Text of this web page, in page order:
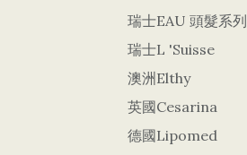
瑞士EAU 頭髮系列
瑞士L 'Suisse
澳洲Elthy
英國Cesarina
德國lipomed